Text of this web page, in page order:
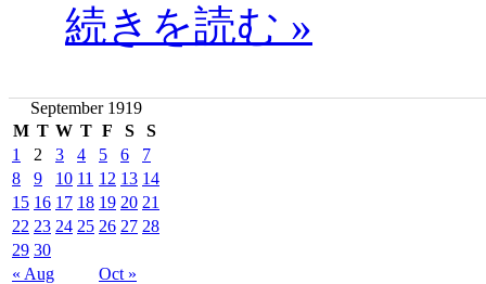
続きを読む »
September 1919
M T W T F S S
« Aug Oct »
1 2 3 4 5 6
7
8
9 10 11 12 13 14
15 16 17 18 19 20 21
22 23 24 25 26 27 28
29 30